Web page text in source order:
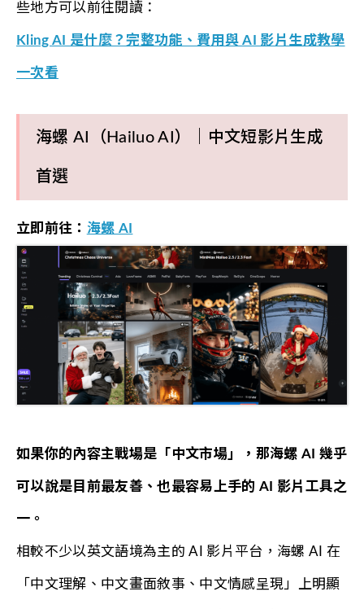
些地方可以前往閱讀：
Kling AI 是什麼？完整功能、費用與 AI 影片生成教學
一次看
海螺 AI（Hailuo AI）｜中文短影片生成
首選
立即前往： 海螺 AI
如果你的內容主戰場是「中文市場」，那海螺 AI 幾乎
可以說是目前最友善、也最容易上手的 AI 影片工具之
一。
相較不少以英文語境為主的 AI 影片平台，海螺 AI 在
「中文理解、中文畫面敘事、中文情感呈現」上明顯